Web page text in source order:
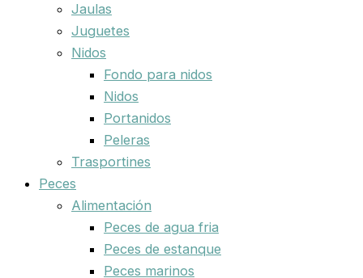
Jaulas
Juguetes
Nidos
Fondo para nidos
Nidos
Portanidos
Peleras
Trasportines
Peces
Alimentación
Peces de agua fria
Peces de estanque
Peces marinos